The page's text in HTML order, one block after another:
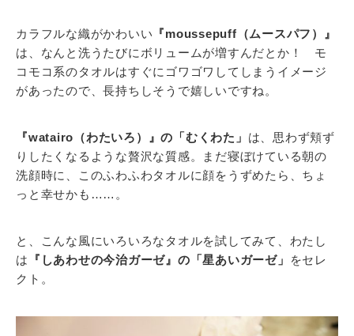
カラフルな織がかわいい 『moussepuff（ムースパフ）』
は、なんと洗うたびにボリュームが増すんだとか！ モ
コモコ系のタオルはすぐにゴワゴワしてしまうイメージ
があったので、長持ちしそうで嬉しいですね。
『watairo（わたいろ）』の「むくわた」 は、思わず頬ず
りしたくなるような贅沢な質感。まだ寝ぼけている朝の
洗顔時に、このふわふわタオルに顔をうずめたら、ちょ
っと幸せかも……。
と、こんな風にいろいろなタオルを試してみて、わたし
は
『しあわせの今治ガーゼ』の「星あいガーゼ」
をセレ
クト。